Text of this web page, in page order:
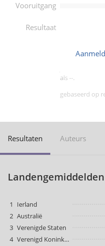
Vooruitgang
Resultaat
Je score is
als --.
gebaseerd op
Resultaten Auteurs
Landengemiddelden
1 Ierland
2 Australië
3 Verenigde Staten
4
Verenigd Koninkrijk